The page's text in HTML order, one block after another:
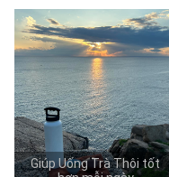
Giúp Uống Trà Thôi tốt